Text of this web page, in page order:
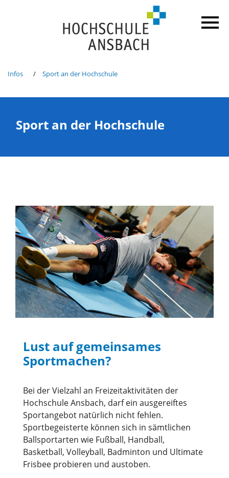
Infos Sport an der Hochschule
Sport an der Hochschule
Lust auf gemeinsames
Sportmachen?
Bei der Vielzahl an Freizeitaktivitäten der
Hochschule Ansbach, darf ein ausgereiftes
Sportangebot natürlich nicht fehlen.
Sportbegeisterte können sich in sämtlichen
Ballsportarten wie Fußball, Handball,
Basketball, Volleyball, Badminton und Ultimate
Frisbee probieren und austoben.